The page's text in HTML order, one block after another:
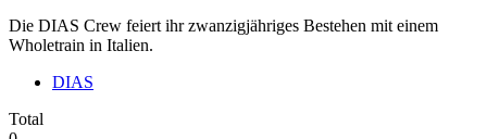
Die DIAS Crew feiert ihr zwanzigjähriges Bestehen mit einem
Wholetrain in Italien.
DIAS
Total